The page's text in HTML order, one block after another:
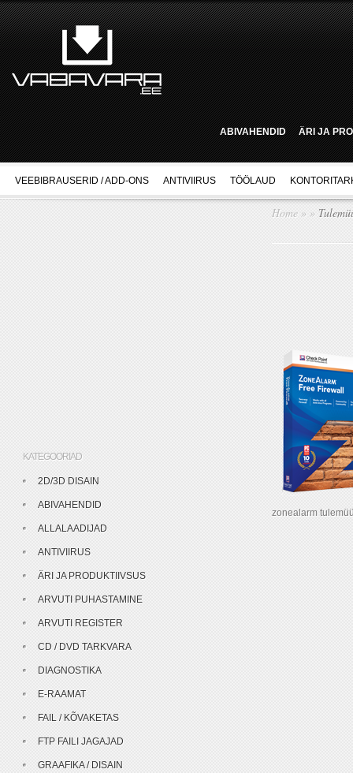
ABIVAHENDID ÄRI JA
VEEBIBRAUSERID / ADD-ONS ANTIVIIRUS TÖÖLAUD
Home » »
zonealarm
KATEGOORIAD
2D/3D DISAIN
ABIVAHENDID
ALLALAADIJAD
ANTIVIIRUS
ÄRI JA PRODUKTIIVSUS
ARVUTI PUHASTAMINE
ARVUTI REGISTER
CD / DVD TARKVARA
DIAGNOSTIKA
E-RAAMAT
FAIL / KÕVAKETAS
FTP FAILI JAGAJAD
GRAAFIKA / DISAIN